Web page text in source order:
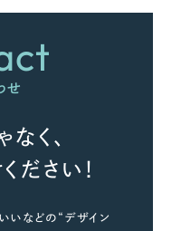
せ
く、
ださい！
いなどの“デザイン